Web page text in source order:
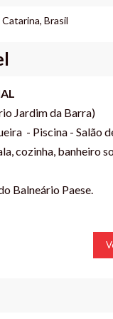
Catarina, Brasil
Jardim da Barra)
- Piscina -
cozinha, banheiro
Balneário Paese.